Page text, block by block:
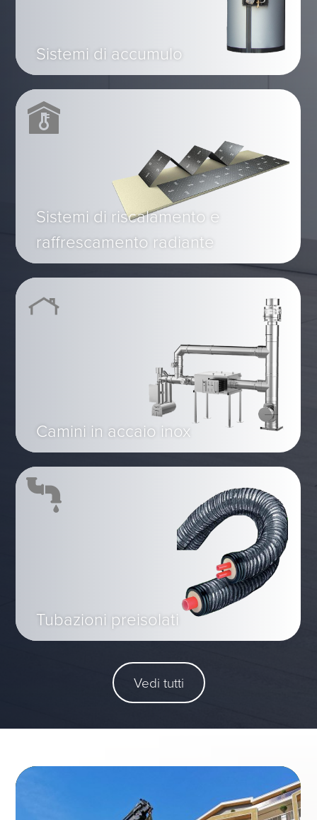
Sistemi di accumulo
Sistemi di riscalamento e
raffrescamento radiante
Camini in accaio inox
Tubazioni preisolati
Vedi tutti